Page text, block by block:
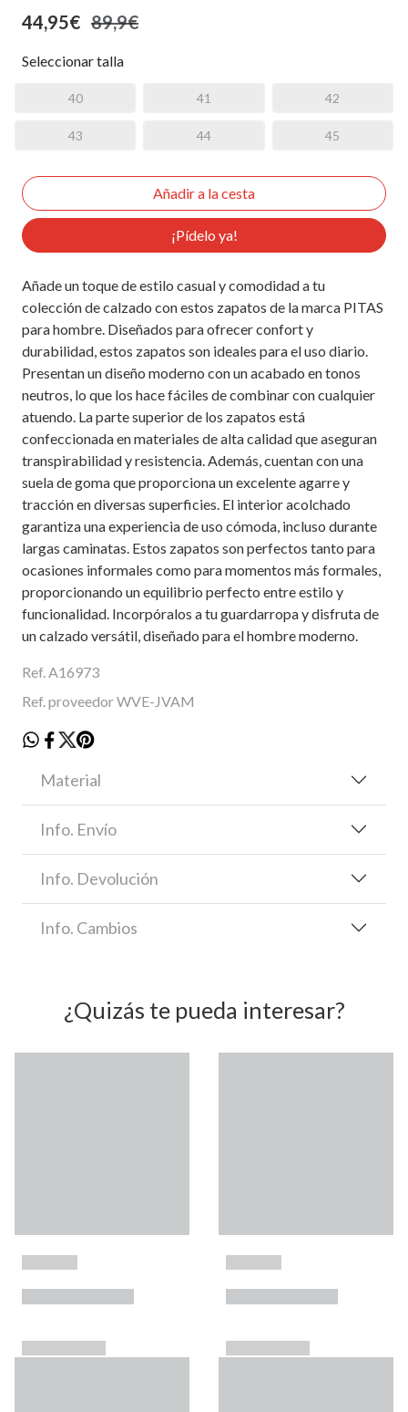
44,95€ 89,9€
Seleccionar talla
40 41 42
43 44 45
¡Pídelo ya!
Añade un toque de estilo casual y comodidad a tu
colección de calzado con estos zapatos de la marca PITAS
para hombre. Diseñados para ofrecer confort y
durabilidad, estos zapatos son ideales para el uso diario.
Presentan un diseño moderno con un acabado en tonos
neutros, lo que los hace fáciles de combinar con cualquier
atuendo. La parte superior de los zapatos está
confeccionada en materiales de alta calidad que aseguran
transpirabilidad y resistencia. Además, cuentan con una
suela de goma que proporciona un excelente agarre y
tracción en diversas superficies. El interior acolchado
garantiza una experiencia de uso cómoda, incluso durante
largas caminatas. Estos zapatos son perfectos tanto para
ocasiones informales como para momentos más formales,
proporcionando un equilibrio perfecto entre estilo y
funcionalidad. Incorpóralos a tu guardarropa y disfruta de
un calzado versátil, diseñado para el hombre moderno.
Ref. A16973
Ref. proveedor WVE-JVAM
Material
Info. Envío
Info. Devolución
Info. Cambios
¿Quizás te pueda interesar?